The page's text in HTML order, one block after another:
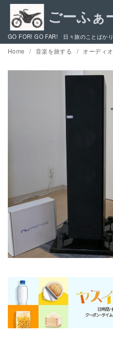
ン
GO FOR! GO FAR! 日々旅のことばかり
Home 音楽を旅する オーディオ